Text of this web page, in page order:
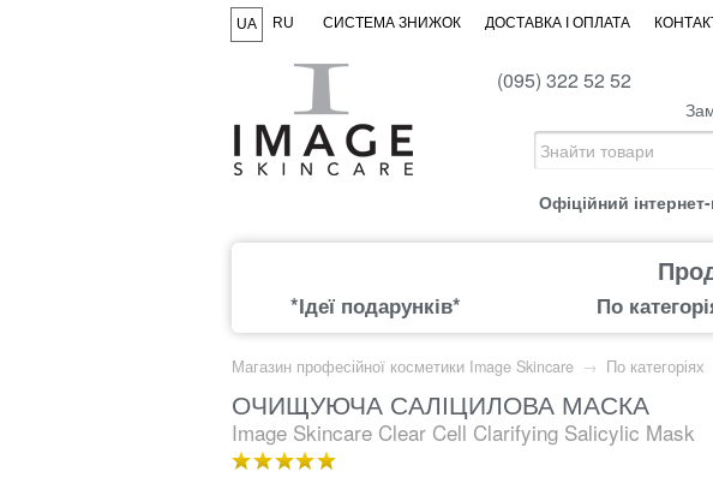
UA RU СИСТЕМА ЗНИЖОК ДОСТАВКА І ОПЛАТА
Офіційний
(095) 322 52 52
*Ідеї подарунків* По
Магазин професійної косметики Image Skincare → По категоріях
ОЧИЩУЮЧА САЛІЦИЛОВА МАСКА
Image Skincare Clear Cell Clarifying Salicylic Mask